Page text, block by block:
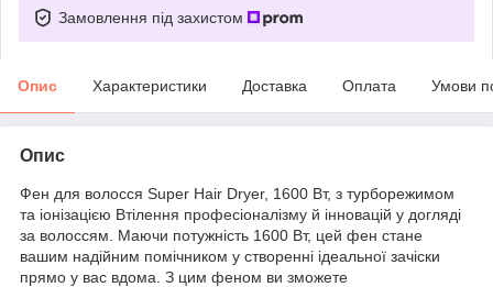
Замовлення під захистом
Опис Характеристики Доставка Оплата Умови
Опис
Фен для волосся Super Hair Dryer, 1600 Вт, з турборежимом
та іонізацією Втілення професіоналізму й інновацій у догляді
за волоссям. Маючи потужність 1600 Вт, цей фен стане
вашим надійним помічником у створенні ідеальної зачіски
прямо у вас вдома. З цим феном ви зможете